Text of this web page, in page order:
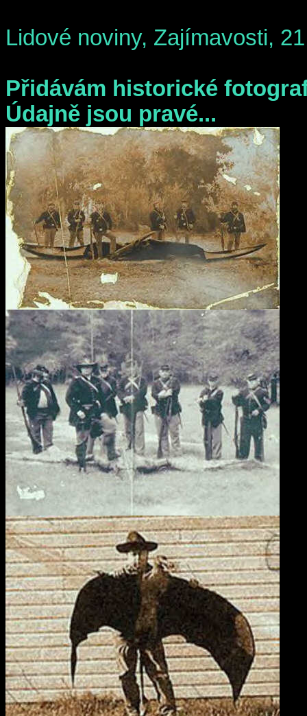
Lidové noviny, Zajímavosti,
Přidávám historické
Údajně jsou pravé...